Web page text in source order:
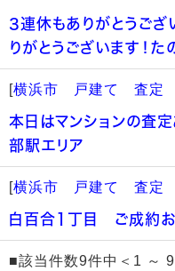
3連休もありがとうござ
りがとうございます！た
[横浜市 戸建て 査定
本日はマンションの査
部駅エリア
[横浜市 戸建て 査定
白百合1丁目 ご成約お
■該当件数9件中＜1 ～